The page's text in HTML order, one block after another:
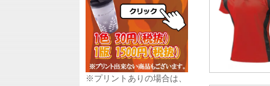
※プリントありの場合は、